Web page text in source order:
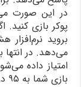
در این صورت
پوکر بازی
بروید
می‌دهد. در انتها
امتیاز داده
بازی شما به ۹۵ درصد نرسید، سمت ویدیو پوکر واقعی نروید.